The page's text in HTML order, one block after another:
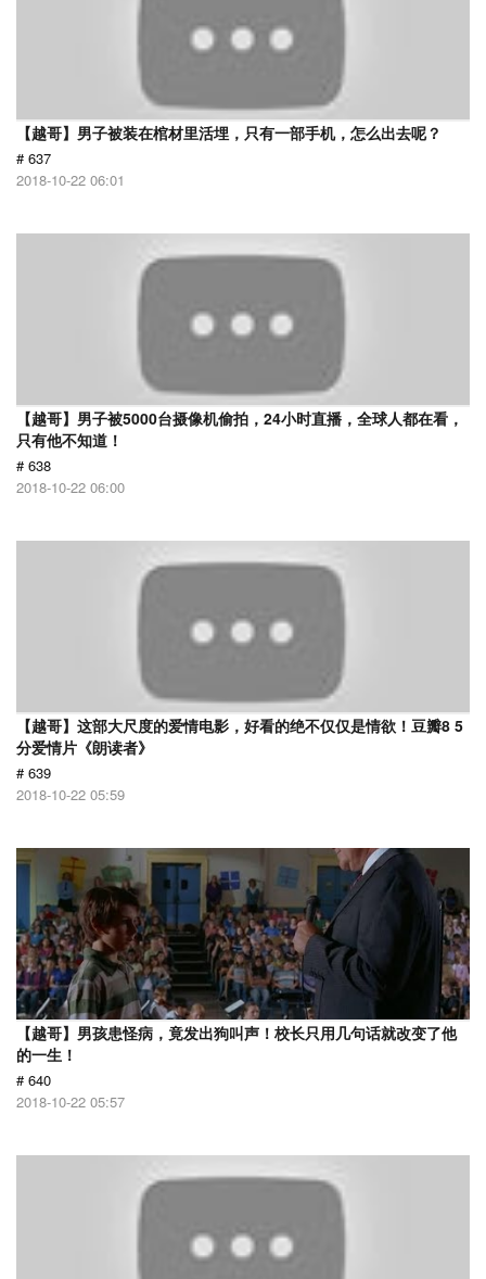
【越哥】男子被装在棺材里活埋，只有一部手机，怎么出去呢？
# 637
2018-10-22 06:01
【越哥】男子被5000台摄像机偷拍，24小时直播，全球人都在看，
只有他不知道！
# 638
2018-10-22 06:00
【越哥】这部大尺度的爱情电影，好看的绝不仅仅是情欲！豆瓣8 5
分爱情片《朗读者》
# 639
2018-10-22 05:59
【越哥】男孩患怪病，竟发出狗叫声！校长只用几句话就改变了他
的一生！
# 640
2018-10-22 05:57